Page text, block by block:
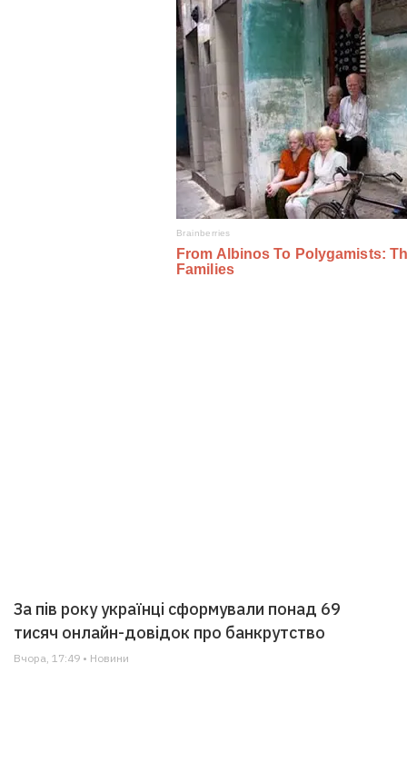
За пів року українці сформували понад 69
тисяч онлайн-довідок про банкрутство
Вчора, 17:49 • Новини